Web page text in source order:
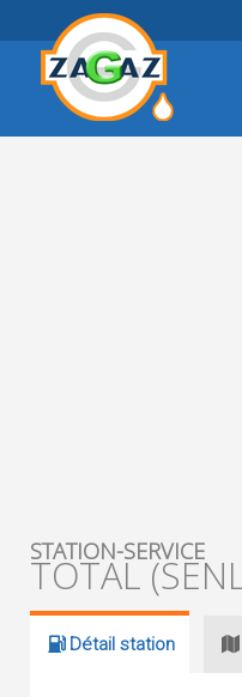
STATION-SERVICE
TOTAL
Détail station